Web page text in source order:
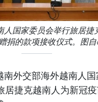
人国家委员会举行旅居捷
捐的款项接收仪式。图自
外交部海外越南人国
居捷克越南人为新冠